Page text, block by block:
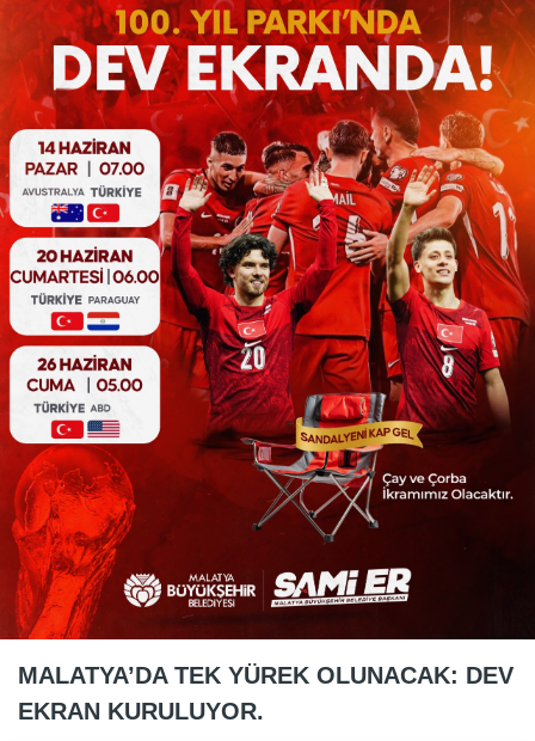
MALATYA’DA TEK YÜREK OLUNACAK: DEV
EKRAN KURULUYOR.